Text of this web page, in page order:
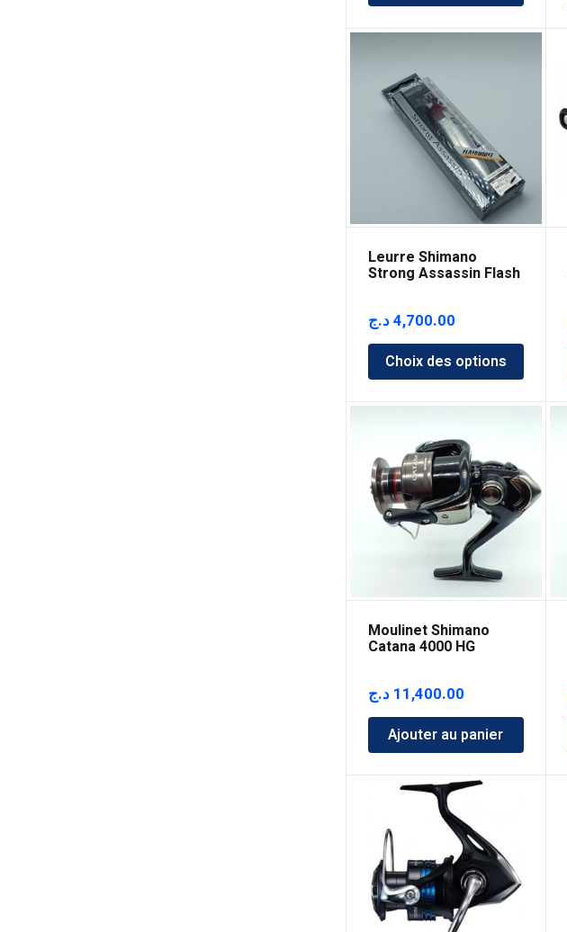
Leurre Shimano
Strong Assassin Flash
4,700.00د.ج
Choix des options
Moulinet Shimano
Catana 4000 HG
11,400.00 د.ج
Ajouter au panier